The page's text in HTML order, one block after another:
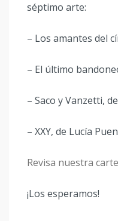
séptimo arte:
– Los amantes del
– El último
– Saco y Vanzetti,
– XXY, de Lucía
Revisa nuestra
¡Los esperamos!